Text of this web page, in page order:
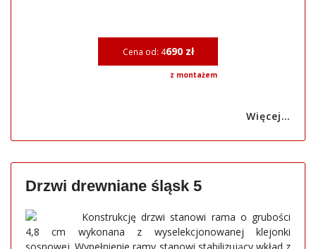
Cena od: 4690 zł
z montażem
Więcej…
Drzwi drewniane śląsk 5
Konstrukcję drzwi stanowi rama o grubości
4,8 cm wykonana z wyselekcjonowanej klejonki